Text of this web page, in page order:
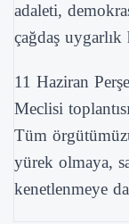
adaleti,
çağdaş
11 Haziran
Meclisi
Tüm
yürek olmaya,
kenetlenmeye